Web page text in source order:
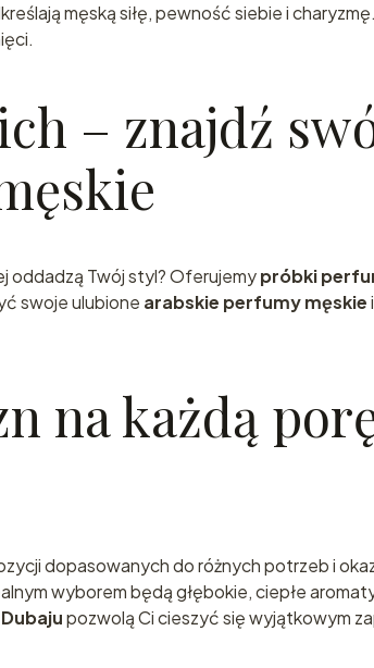
męską siłę, pewność siebie i
– znajdź
oddadzą Twój styl? Oferujemypróbki
swoje ulubione arabskie perfumy męskie
na każdą
dopasowanych do różnych potrzeb i
wyborem będą głębokie, ciepłe
pozwolą Ci cieszyć się wyjątkowym